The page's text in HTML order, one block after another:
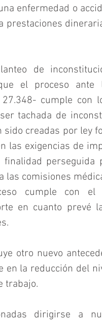
enfermedad o
prestaciones
de
el proceso ante
cumple con
tachada de
sido creadas por ley
las exigencias de
las comisiones
cumple con el
en cuanto prevé
otro nuevo
en la reducción del
trabajo.
dirigirse a